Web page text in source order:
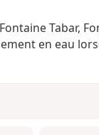
Tabar,
en eau